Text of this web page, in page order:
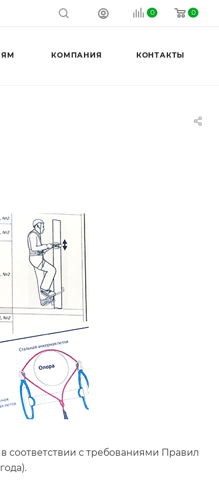
0 0
КОМПАНИЯ КОНТАКТЫ
соответствии с требованиями Правил